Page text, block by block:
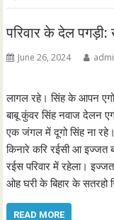
परिवार के देल
June 26, 2024
लागल रहे। सिंह के आपन
बाबू कुंवर सिंह नवाज देलन
एक जंगल में दूगो सिंह ना
किनारे करि रईसी आ इज्जत
रईस परिवार में रहेला।
ओह घरी के बिहार के सतरहो
READ MORE